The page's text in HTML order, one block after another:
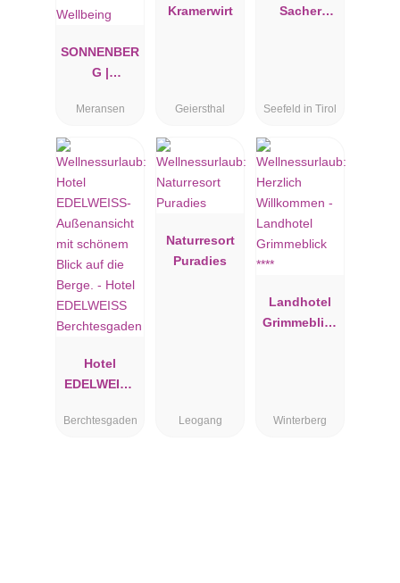
SONNENBER
G |
Dolomites
Meransen
Kramerwirt
Geiersthal
Sacher
Seefeld in Tirol
Hotel
EDELWEISS
en
Berchtesgaden
Naturresort
Puradies
Leogang
Landhotel
Grimmeblick
Winterberg